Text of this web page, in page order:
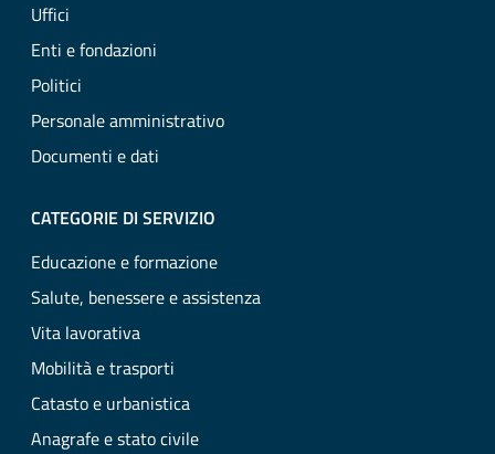
Uffici
Enti e fondazioni
Politici
Personale amministrativo
Documenti e dati
CATEGORIE DI SERVIZIO
Educazione e formazione
Salute, benessere e assistenza
Vita lavorativa
Mobilità e trasporti
Catasto e urbanistica
Anagrafe e stato civile